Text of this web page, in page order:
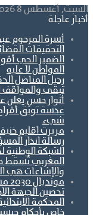
السبت, أغسطس 8 2026
أخبار عاجلة
أسرة المرحوم
التحقيقات
الضمير الحي
المواطن لا عليه
رحيل المناضل
تبقى والمواقف
أنوار حسن يعلن
عدسة توثق
شيء
مريرت اقليم
رسالة انذار
الشبكة الوطنية
المغربي تُسقط
والإشاعات هي
تحصين الجبهة
المحكمة
خاص بأحكام